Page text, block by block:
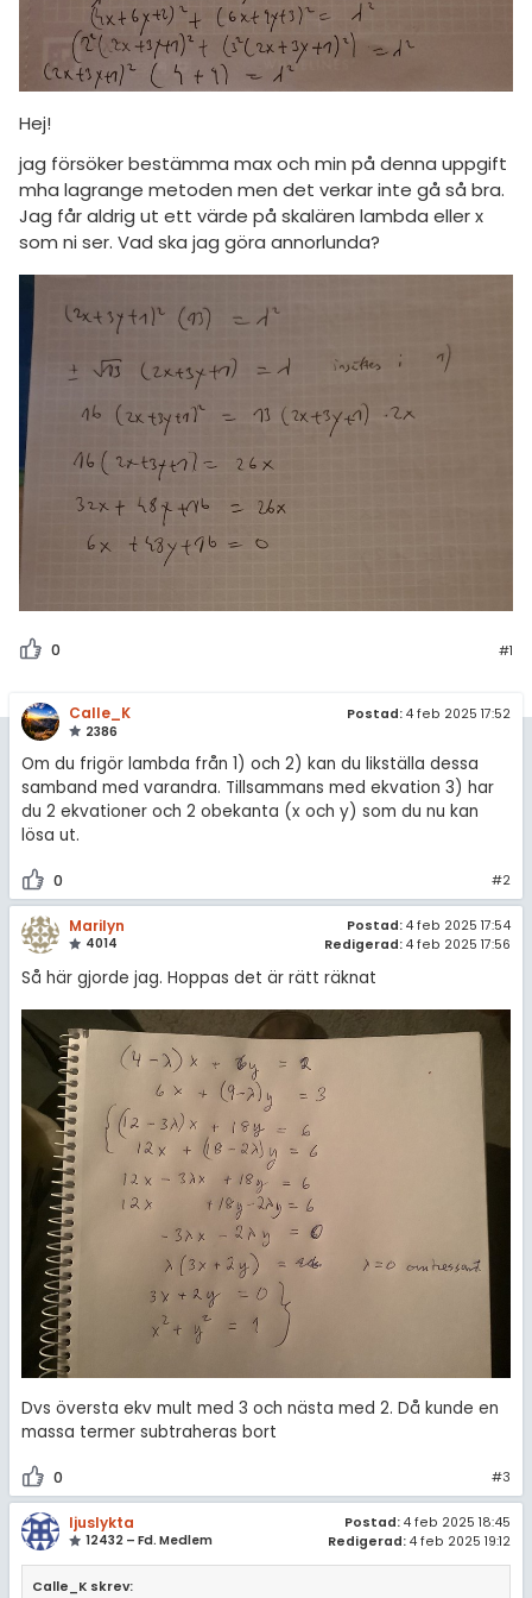
Hej!
jag försöker bestämma max och min på denna uppgift
mha lagrange metoden men det verkar inte gå så bra.
Jag får aldrig ut ett värde på skalären lambda eller x
som ni ser. Vad ska jag göra annorlunda?
0 #1
Calle_K
2386
Postad: 4 feb 2025 17:52
Om du frigör lambda från 1) och 2) kan du likställa dessa
samband med varandra. Tillsammans med ekvation 3) har
du 2 ekvationer och 2 obekanta (x och y) som du nu kan
lösa ut.
0 #2
Marilyn
4014
Postad: 4 feb 2025 17:54
Redigerad: 4 feb 2025 17:56
Så här gjorde jag. Hoppas det är rätt räknat
Dvs översta ekv mult med 3 och nästa med 2. Då kunde en
massa termer subtraheras bort
0 #3
ljuslykta
12432 – Fd. Medlem
Postad: 4 feb 2025 18:45
Redigerad: 4 feb 2025 19:12
Calle_K skrev: